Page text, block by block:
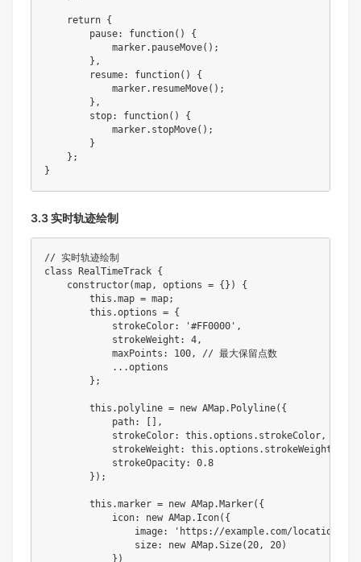
return {
pause: function( )
{
            marker
. pauseMove( ) ;
} ,
resume: function( )
{
            marker
. resumeMove( ) ;
} ,
stop: function( )
{
            marker
. stopMove( ) ;
}
} ;
}
3.3 实时轨迹绘制
// 实时轨迹绘制
class
RealTimeTrack {
constructor(map, options = { } )
{
this .map = map;
this .options = {
            strokeColor
: '#FF0000' ,
            strokeWeight
: 4,
            maxPoints
: 100,
// 最大保留点数
...options
} ;
this . polyline = new AMap. Polyline( {
            path
:
,
            strokeColor
: this .options . strokeColor,
            strokeWeight
: this .options . strokeWeight
            strokeOpacity
:
0.8
} ) ;
this .marker = new AMap. Marker( {
            icon
: new AMap. Icon( {
                image
:
'https://example.com/
                size
: new AMap.Size( 20, 20)
} )